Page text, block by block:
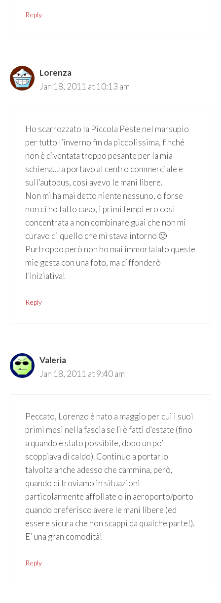
Reply
Lorenza
Jan 18, 2011 at 10:13 am
Ho scarrozzato la Piccola Peste nel marsupio
per tutto l’inverno fin da piccolissima, finché
non è diventata troppo pesante per la mia
schiena…la portavo al centro commerciale e
sull’autobus, così avevo le mani libere.
Non mi ha mai detto niente nessuno, o forse
non ci ho fatto caso, i primi tempi ero così
concentrata a non combinare guai che non mi
curavo di quello che mi stava intorno 🙂
Purtroppo però non ho mai immortalato queste
mie gesta con una foto, ma diffonderò
l’iniziativa!
Reply
Valeria
Jan 18, 2011 at 9:40 am
Peccato, Lorenzo è nato a maggio per cui i suoi
primi mesi nella fascia se li è fatti d’estate (fino
a quando è stato possibile, dopo un po’
scoppiava di caldo). Continuo a portarlo
talvolta anche adesso che cammina, però,
quando ci troviamo in situazioni
particolarmente affollate o in aeroporto/porto
quando preferisco avere le mani libere (ed
essere sicura che non scappi da qualche parte!).
E’ una gran comodità!
Reply